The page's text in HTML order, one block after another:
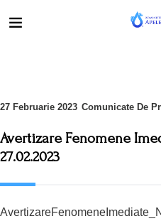
27 Februarie 2023 Comunicate De
Avertizare Fenomene
27.02.2023